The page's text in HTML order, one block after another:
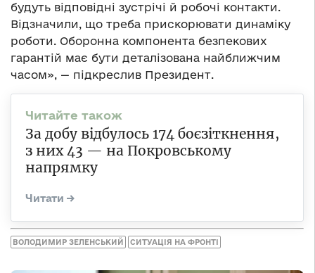
будуть відповідні зустрічі й робочі контакти.
Відзначили, що треба прискорювати динаміку
роботи. Оборонна компонента безпекових
гарантій має бути деталізована найближчим
часом», — підкреслив Президент.
За добу відбулось 174 боєзіткнення,
з них 43 — на Покровському
напрямку
ВОЛОДИМИР ЗЕЛЕНСЬКИЙ СИТУАЦІЯ НА ФРОНТІ